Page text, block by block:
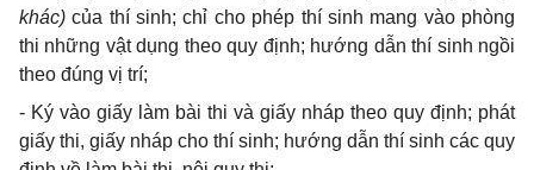
khác) của thí sinh; chỉ cho phép thí sinh mang vào phòng
thi những vật dụng theo quy định; hướng dẫn thí sinh ngồi
theo đúng vị trí;
- Ký vào giấy làm bài thi và giấy nháp theo quy định; phát
giấy thi, giấy nháp cho thí sinh; hướng dẫn thí sinh các quy